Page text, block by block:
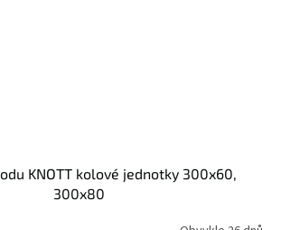
KNOTT kolové jednotky 300x60,
300x80